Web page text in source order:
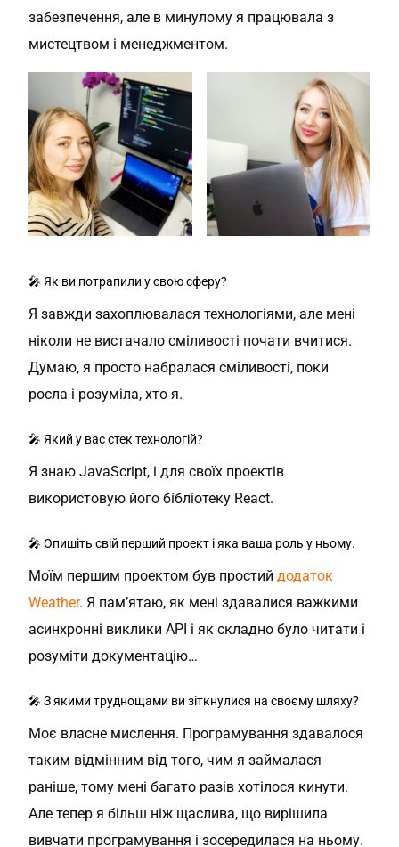
забезпечення, але в минулому я працювала з
мистецтвом і менеджментом.
🎤 Як ви потрапили у свою сферу?
Я завжди захоплювалася технологіями, але мені
ніколи не вистачало сміливості почати вчитися.
Думаю, я просто набралася сміливості, поки
росла і розуміла, хто я.
🎤 Який у вас стек технологій?
Я знаю JavaScript, і для своїх проектів
використовую його бібліотеку React.
🎤 Опишіть свій перший проект і яка ваша роль у ньому.
Моїм першим проектом був простийдодаток
Weather. Я пам’ятаю, як мені здавалися важкими
асинхронні виклики API і як складно було читати і
розуміти документацію…
🎤 З якими труднощами ви зіткнулися на своєму шляху?
Моє власне мислення. Програмування здавалося
таким відмінним від того, чим я займалася
раніше, тому мені багато разів хотілося кинути.
Але тепер я більш ніж щаслива, що вирішила
вивчати програмування і зосередилася на ньому.